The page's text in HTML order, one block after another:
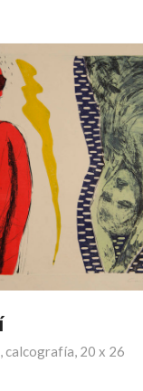
calcografía, 20 x 26